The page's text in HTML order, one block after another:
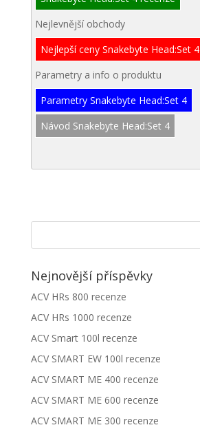
Nejlevnější obchody
Nejlepší ceny Snakebyte Head:Set 4
Parametry a info o produktu
Parametry Snakebyte Head:Set 4
Návod Snakebyte Head:Set 4
Nejnovější příspěvky
ACV HRs 800 recenze
ACV HRs 1000 recenze
ACV Smart 100l recenze
ACV SMART EW 100l recenze
ACV SMART ME 400 recenze
ACV SMART ME 600 recenze
ACV SMART ME 300 recenze